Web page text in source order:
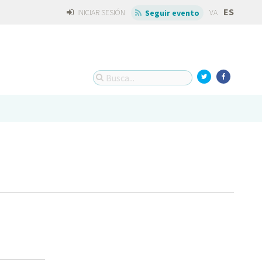
INICIAR SESIÓN Seguir evento VA ES